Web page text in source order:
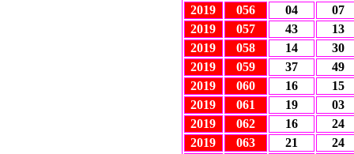
2019
056 04
07
2019
057 43
13
2019
058 14
30
2019
059 37
49
2019
060 16
15
2019
061 19
03
2019
062 16
24
2019
063 21
24